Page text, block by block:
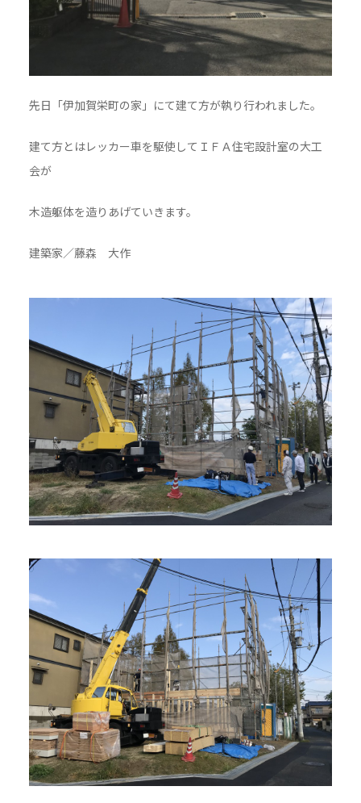
先日「伊加賀栄町の家」にて建て方が執り行われました。
建て方とはレッカー車を駆使してＩＦＡ住宅設計室の大工
会が
木造躯体を造りあげていきます。
建築家／藤森 大作